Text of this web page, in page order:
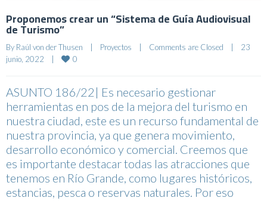
Proponemos crear un “Sistema de Guía Audiovisual
de Turismo”
By Raúl von der Thusen | Proyectos | Comments are Closed |
23
junio, 2022
| 0
ASUNTO 186/22| Es necesario gestionar
herramientas en pos de la mejora del turismo en
nuestra ciudad, este es un recurso fundamental de
nuestra provincia, ya que genera movimiento,
desarrollo económico y comercial. Creemos que
es importante destacar todas las atracciones que
tenemos en Río Grande, como lugares históricos,
estancias, pesca o reservas naturales. Por eso